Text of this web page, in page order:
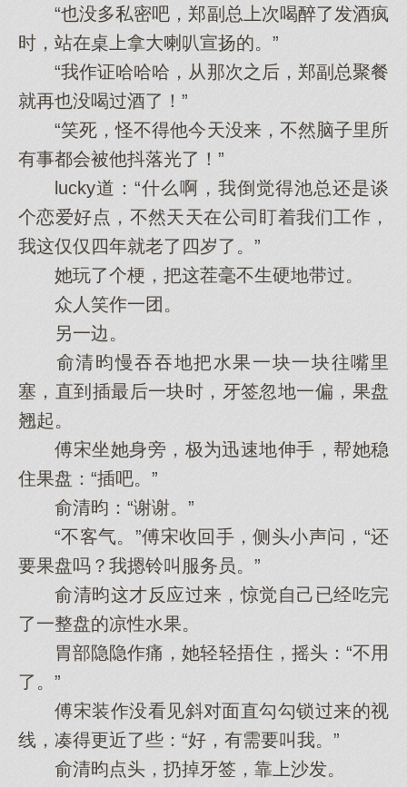
“也没多私密吧，郑副总上次喝醉了发酒疯
时，站在桌上拿大喇叭宣扬的。”
“我作证哈哈哈，从那次之后，郑副总聚餐
就再也没喝过酒了！”
“笑死，怪不得他今天没来，不然脑子里所
有事都会被他抖落光了！”
lucky道：“什么啊，我倒觉得池总还是谈
个恋爱好点，不然天天在公司盯着我们工作，
我这仅仅四年就老了四岁了。”
她玩了个梗，把这茬毫不生硬地带过。
众人笑作一团。
另一边。
俞清昀慢吞吞地把水果一块一块往嘴里
塞，直到插最后一块时，牙签忽地一偏，果盘
翘起。
傅宋坐她身旁，极为迅速地伸手，帮她稳
住果盘：“插吧。”
俞清昀：“谢谢。”
“不客气。”傅宋收回手，侧头小声问，“还
要果盘吗？我摁铃叫服务员。”
俞清昀这才反应过来，惊觉自己已经吃完
了一整盘的凉性水果。
胃部隐隐作痛，她轻轻捂住，摇头：“不用
了。”
傅宋装作没看见斜对面直勾勾锁过来的视
线，凑得更近了些：“好，有需要叫我。”
俞清昀点头，扔掉牙签，靠上沙发。